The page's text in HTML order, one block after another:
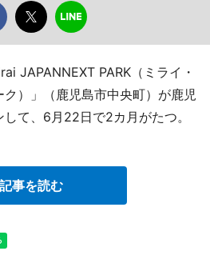
JAPANNEXT PARK（ミライ・
）」（鹿児島市中央町）が鹿児
て、6月22日で2カ月がたつ。
記事を読む